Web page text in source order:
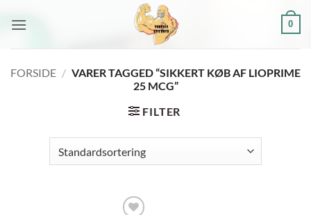
0
FORSIDE / VARER TAGGED “SIKKERT KØB AF LIOPRIME
25 MCG”
FILTER